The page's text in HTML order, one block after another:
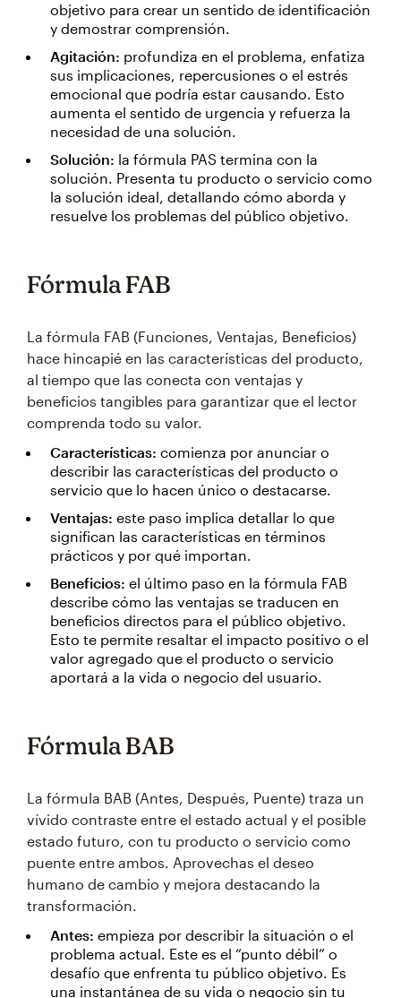
objetivo para crear un sentido de identificación
y demostrar comprensión.
Agitación: profundiza en el problema, enfatiza
sus implicaciones, repercusiones o el estrés
emocional que podría estar causando. Esto
aumenta el sentido de urgencia y refuerza la
necesidad de una solución.
Solución: la fórmula PAS termina con la
solución. Presenta tu producto o servicio como
la solución ideal, detallando cómo aborda y
resuelve los problemas del público objetivo.
Fórmula FAB
La fórmula FAB (Funciones, Ventajas, Beneficios)
hace hincapié en las características del producto,
al tiempo que las conecta con ventajas y
beneficios tangibles para garantizar que el lector
comprenda todo su valor.
Características: comienza por anunciar o
describir las características del producto o
servicio que lo hacen único o destacarse.
Ventajas: este paso implica detallar lo que
significan las características en términos
prácticos y por qué importan.
Beneficios: el último paso en la fórmula FAB
describe cómo las ventajas se traducen en
beneficios directos para el público objetivo.
Esto te permite resaltar el impacto positivo o el
valor agregado que el producto o servicio
aportará a la vida o negocio del usuario.
Fórmula BAB
La fórmula BAB (Antes, Después, Puente) traza un
vívido contraste entre el estado actual y el posible
estado futuro, con tu producto o servicio como
puente entre ambos. Aprovechas el deseo
humano de cambio y mejora destacando la
transformación.
Antes: empieza por describir la situación o el
problema actual. Este es el “punto débil” o
desafío que enfrenta tu público objetivo. Es
una instantánea de su vida o negocio sin tu